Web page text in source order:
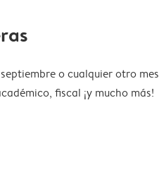
o cualquier otro mes
fiscal ¡y mucho más!